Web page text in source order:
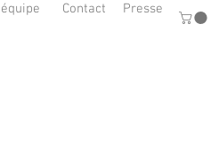
Presse
Contact